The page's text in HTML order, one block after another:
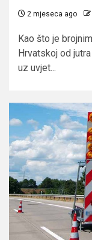
2 mjeseca ago
Kao što je
Hrvatskoj od
uz uvjet...